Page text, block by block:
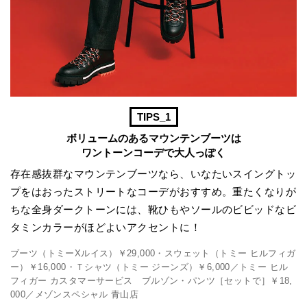
TIPS_1
ボリュームのあるマウンテンブーツは
ワントーンコーデで大人っぽく
存在感抜群なマウンテンブーツなら、いなたいスイングトッ
プをはおったストリートなコーデがおすすめ。重たくなりが
ちな全身ダークトーンには、靴ひもやソールのビビッドなビ
タミンカラーがほどよいアクセントに！
ブーツ（トミーXルイス）￥29,000・スウェット（トミー ヒルフィガ
ー）￥16,000・Ｔシャツ（トミー ジーンズ）￥6,000／トミー ヒル
フィガー カスタマーサービス ブルゾン・パンツ［セットで］￥18,
000／メゾンスペシャル 青山店